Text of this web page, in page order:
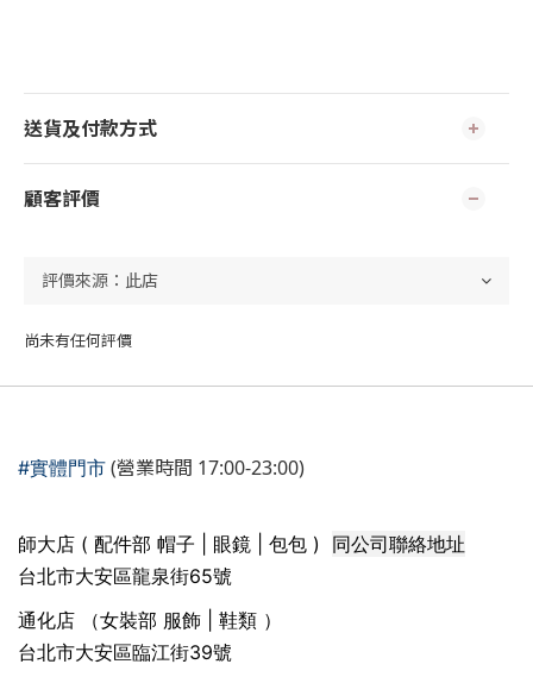
送貨及付款方式
顧客評價
尚未有任何評價
#實體門市 (營業時間 17:00-23:00)
師大店 ( 配件部 帽子 | 眼鏡 | 包包 ) 同公司聯絡地址
台北市大安區龍泉街65號
通化店 （女裝部 服飾 | 鞋類 ）
台北市大安區臨江街39號